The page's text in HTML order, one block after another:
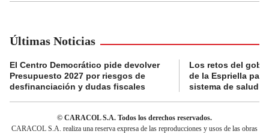
Últimas Noticias
El Centro Democrático pide devolver
Presupuesto 2027 por riesgos de
desfinanciación y dudas fiscales
Los retos del
de la Espriella
sistema de salud
© CARACOL S.A. Todos los derechos reservados.
CARACOL S.A. realiza una reserva expresa de las reproducciones y usos de las obras